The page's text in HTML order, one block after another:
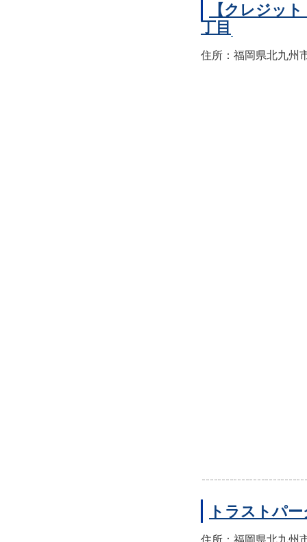
【クレジッ
丁目
住所：福岡県北九州
トラストパ
住所：福岡県北九州